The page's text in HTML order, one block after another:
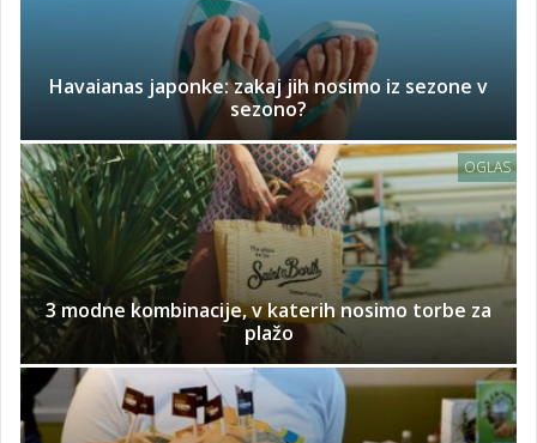
Havaianas japonke: zakaj jih nosimo iz sezone v
sezono?
OGLAS
3 modne kombinacije, v katerih nosimo torbe za
plažo